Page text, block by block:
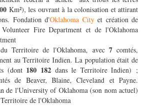
Km²), les ouvrant à la colonisation et attirant
Fondation d'Oklahoma Cityet création de
Fire Department et de l'Oklahoma
Territoire de l'Oklahoma, avec 7comtés,
au Territoire Indien. La population était de
(dont 180 182 dans le Territoire Indien) ;
de Beaver, Blaine, Cleveland et Payne.
de l'University of Oklahoma (son nom actuel)
de l'Oklahoma